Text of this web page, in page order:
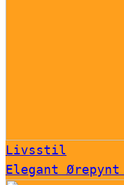
Livsstil
Elegant